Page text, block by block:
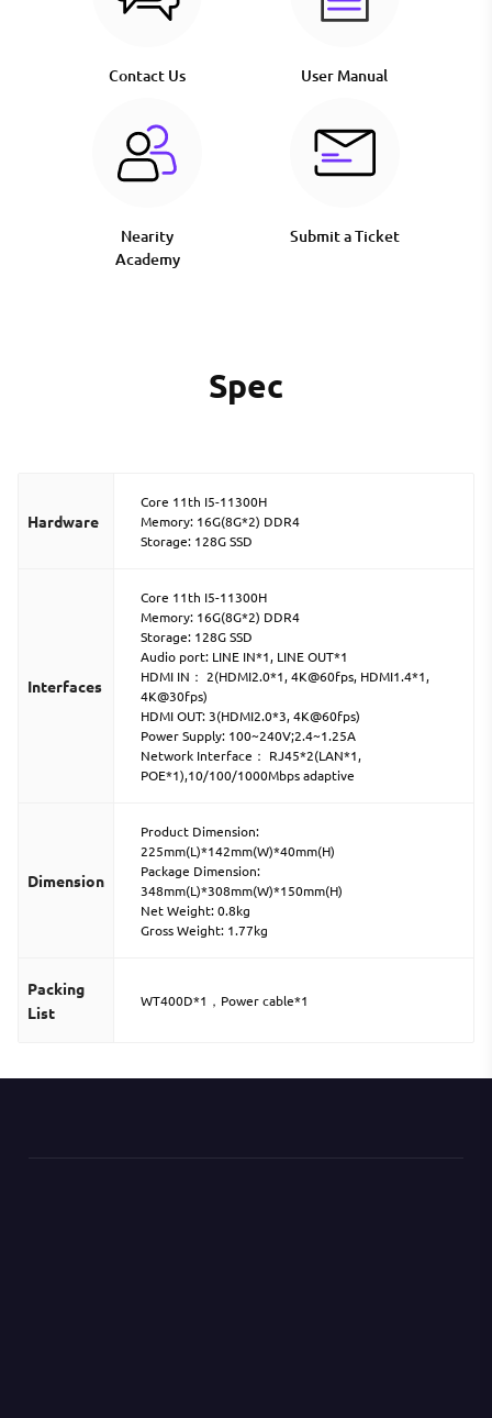
Contact Us User Manual
Nearity
Academy
Submit a Ticket
Spec
Hardware
Core 11th I5-11300H
Memory: 16G(8G*2) DDR4
Storage: 128G SSD
Interfaces
Core 11th I5-11300H
Memory: 16G(8G*2) DDR4
Storage: 128G SSD
Audio port: LINE IN*1, LINE OUT*1
HDMI IN： 2(HDMI2.0*1, 4K@60fps, HDMI1.4*1,
4K@30fps)
HDMI OUT: 3(HDMI2.0*3, 4K@60fps)
Power Supply: 100~240V;2.4~1.25A
Network Interface： RJ45*2(LAN*1,
POE*1),10/100/1000Mbps adaptive
Dimension
Product Dimension:
225mm(L)*142mm(W)*40mm(H)
Package Dimension:
348mm(L)*308mm(W)*150mm(H)
Net Weight: 0.8kg
Gross Weight: 1.77kg
Packing
List
WT400D*1，Power cable*1